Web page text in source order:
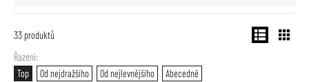
33 produktů
Řazení
Top
Od nejdražšího Od nejlevnějšího Abecedně